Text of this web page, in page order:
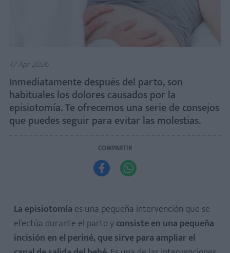
17 Apr 2026
Inmediatamente después del parto, son
habituales los dolores causados por la
episiotomía. Te ofrecemos una serie de consejos
que puedes seguir para evitar las molestias.
COMPARTIR
 
La episiotomía es una pequeña intervención que se
efectúa durante el parto yconsiste en una pequeña
incisión en el periné, que sirve para ampliar el